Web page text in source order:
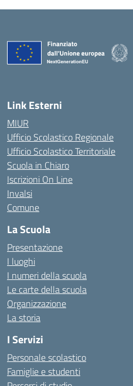
Link Esterni
MIUR
Ufficio Scolastico Regionale
Ufficio Scolastico Territoriale
Scuola in Chiaro
Iscrizioni On Line
Invalsi
Comune
La Scuola
Presentazione
I luoghi
I numeri della scuola
Le carte della scuola
Organizzazione
La storia
I Servizi
Personale scolastico
Famiglie e studenti